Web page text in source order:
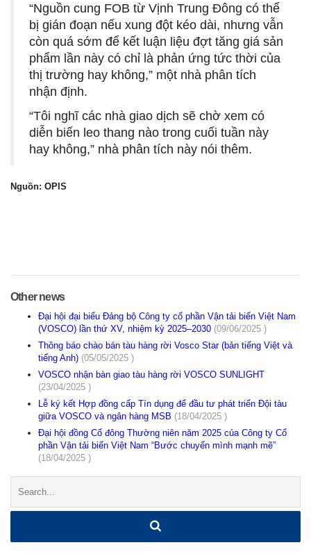
“Nguồn cung FOB từ Vịnh Trung Đông có thể
bị gián đoạn nếu xung đột kéo dài, nhưng vẫn
còn quá sớm để kết luận liệu đợt tăng giá sản
phẩm lần này có chỉ là phản ứng tức thời của
thị trường hay không,” một nhà phân tích
nhận định.
“Tôi nghĩ các nhà giao dịch sẽ chờ xem có
diễn biến leo thang nào trong cuối tuần này
hay không,” nhà phân tích này nói thêm.
Nguồn: OPIS
Other news
Đại hội đại biểu Đảng bộ Công ty cổ phần Vận tải biển Việt Nam
(VOSCO) lần thứ XV, nhiệm kỳ 2025–2030 (09/06/2025 )
Thông báo chào bán tàu hàng rời Vosco Star (bản tiếng Việt và
tiếng Anh) (05/05/2025 )
VOSCO nhận bàn giao tàu hàng rời VOSCO SUNLIGHT
(23/04/2025 )
Lễ ký kết Hợp đồng cấp Tín dụng để đầu tư phát triển Đội tàu
giữa VOSCO và ngân hàng MSB (18/04/2025 )
Đại hội đồng Cổ đông Thường niên năm 2025 của Công ty Cổ
phần Vận tải biển Việt Nam “Bước chuyển mình mạnh mẽ”
(18/04/2025 )